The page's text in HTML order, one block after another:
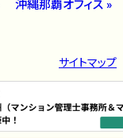
沖縄那覇オフィス »
サイトマップ